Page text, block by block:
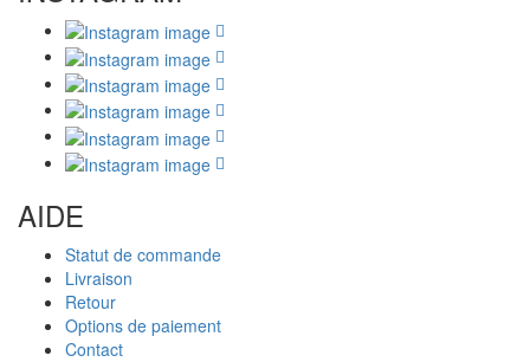
AIDE
Statut de commande
Livraison
Retour
Options de paiement
Contact